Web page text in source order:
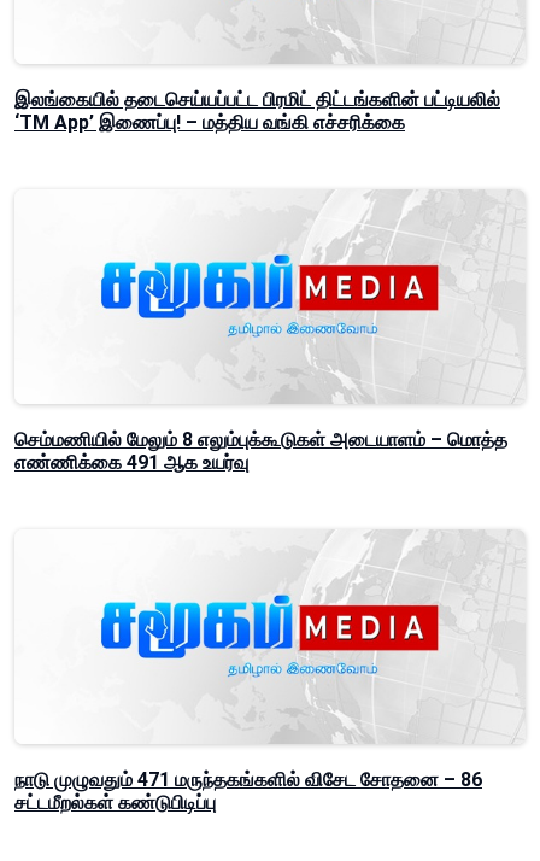
இலங்கையில் தடைசெய்யப்பட்ட பிரமிட் திட்டங்களின் பட்டியலில்
‘TM App’ இணைப்பு! – மத்திய வங்கி எச்சரிக்கை
செம்மணியில் மேலும் 8 எலும்புக்கூடுகள் அடையாளம் – மொத்த
எண்ணிக்கை 491 ஆக உயர்வு
நாடு முழுவதும் 471 மருந்தகங்களில் விசேட சோதனை – 86
சட்டமீறல்கள் கண்டுபிடிப்பு